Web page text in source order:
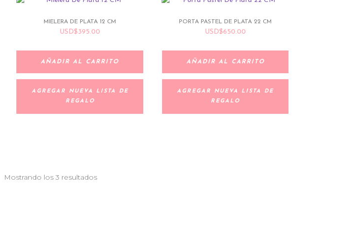
MIELERA DE PLATA 12 CM
USD$395.00
AÑADIR AL CARRITO
AGREGAR NUEVA LISTA DE
REGALO
PORTA PASTEL DE PLATA 22 CM
USD$650.00
AÑADIR AL CARRITO
AGREGAR NUEVA LISTA DE
REGALO
Mostrando los 3 resultados